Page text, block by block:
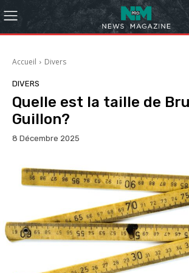
Accueil Divers
DIVERS
Quelle est la taille de
Guillon?
8 Décembre 2025